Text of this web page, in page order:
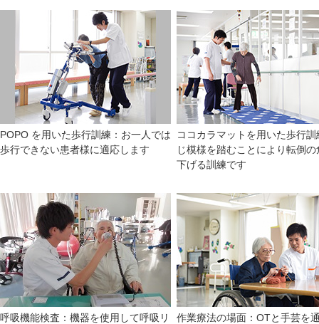
POPO を用いた歩行訓練：お一人では
歩行できない患者様に適応します
ココカラマットを用いた歩行訓
じ模様を踏むことにより転倒の
下げる訓練です
呼吸機能検査：機器を使用して呼吸リ
作業療法の場面：OTと手芸を